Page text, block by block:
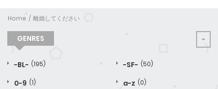
Home 離婚してください
GENRES
-BL- (195) -SF- (50)
0-9 (1) a-z (0)